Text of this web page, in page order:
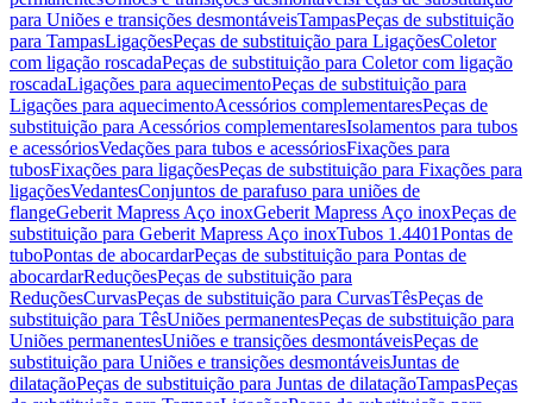
para Uniões e transições desmontáveisTampasPeças de substituição
para TampasLigaçõesPeças de substituição para LigaçõesColetor
com ligação roscadaPeças de substituição para Coletor com ligação
roscadaLigações para aquecimentoPeças de substituição para
Ligações para aquecimentoAcessórios complementaresPeças de
substituição para Acessórios complementaresIsolamentos para tubos
e acessóriosVedações para tubos e acessóriosFixações para
tubosFixações para ligaçõesPeças de substituição para Fixações para
ligaçõesVedantesConjuntos de parafuso para uniões de
flangeGeberit Mapress Aço inoxGeberit Mapress Aço inoxPeças de
substituição para Geberit Mapress Aço inoxTubos 1.4401Pontas de
tuboPontas de abocardarPeças de substituição para Pontas de
abocardarReduçõesPeças de substituição para
ReduçõesCurvasPeças de substituição para CurvasTêsPeças de
substituição para TêsUniões permanentesPeças de substituição para
Uniões permanentesUniões e transições desmontáveisPeças de
substituição para Uniões e transições desmontáveisJuntas de
dilataçãoPeças de substituição para Juntas de dilataçãoTampasPeças